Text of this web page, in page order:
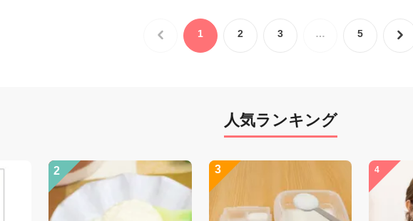
1 2 3 … 5
人気ランキング
2 3 4